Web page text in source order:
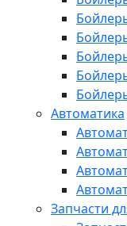
Автоматика
Запчасти